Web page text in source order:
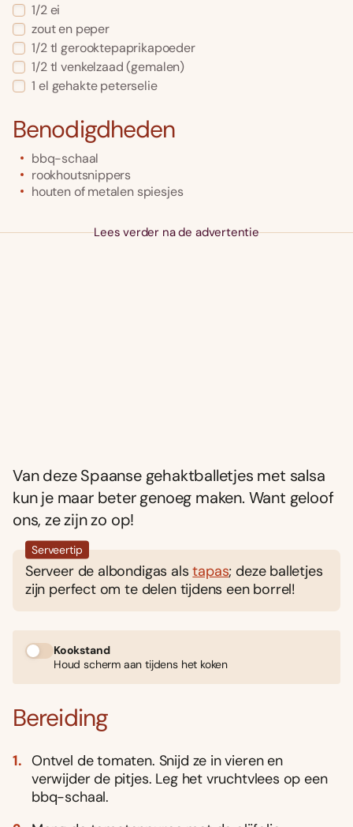
1/2 ei
zout en peper
1/2 tl gerooktepaprikapoeder
1/2 tl venkelzaad(gemalen)
1 el gehakte peterselie
Benodigdheden
bbq-schaal
rookhoutsnippers
houten of metalen spiesjes
Lees verder na de advertentie
Van deze Spaanse gehaktballetjes met salsa
kun je maar beter genoeg maken. Want geloof
ons, ze zijn zo op!
Serveertip
Serveer de albondigas alstapas; deze balletjes
zijn perfect om te delen tijdens een borrel!
Kookstand
Houd scherm aan tijdens het koken
Bereiding
Ontvel de tomaten. Snijd ze in vieren en
verwijder de pitjes. Leg het vruchtvlees op een
bbq-schaal.